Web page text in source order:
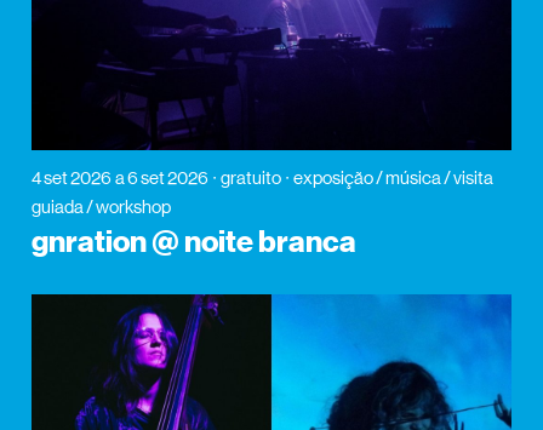
4 set 2026 a 6 set 2026 gratuito
exposição / música / visita
guiada / workshop
gnration @ noite branca